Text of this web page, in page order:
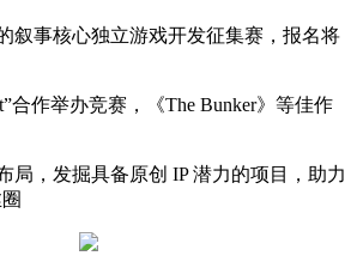
事核心独立游戏开发征集赛，报名将
合作举办竞赛，《The Bunker》等佳作
，发掘具备原创 IP 潜力的项目，助力